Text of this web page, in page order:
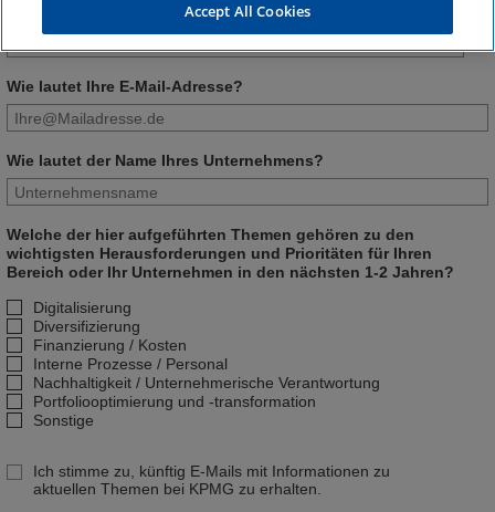
Wie lautet Ihre E-Mail-Adresse?
Wie lautet der Name Ihres Unternehmens?
Welche der hier aufgeführten Themen gehören zu den
wichtigsten Herausforderungen und Prioritäten für Ihren
Bereich oder Ihr Unternehmen in den nächsten 1-2 Jahren?
Digitalisierung
Diversifizierung
Finanzierung / Kosten
Interne Prozesse / Personal
Nachhaltigkeit / Unternehmerische Verantwortung
Portfoliooptimierung und -transformation
Sonstige
Ich stimme zu, künftig E-Mails mit Informationen zu
aktuellen Themen bei KPMG zu erhalten.
Accept All Cookies